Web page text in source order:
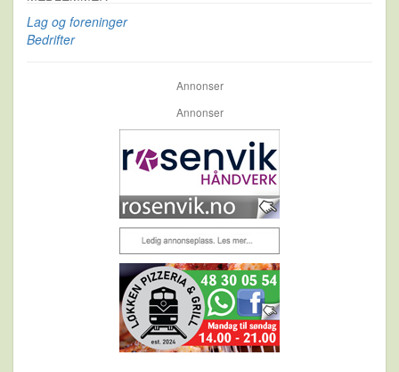
Lag og foreninger
Bedrifter
Annonser
Annonser